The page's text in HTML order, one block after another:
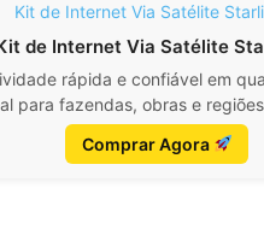
de Internet Via Satélite
rápida e confiável em
para fazendas, obras e
Comprar Agora